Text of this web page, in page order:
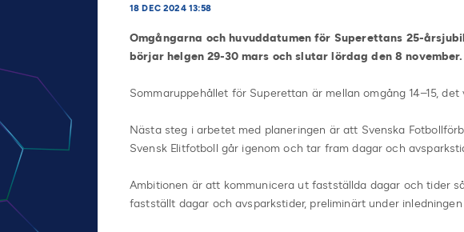
18 DEC 2024 13:58
Omgångarna och huvuddatumen för Superettans 25-
börjar helgen 29-30 mars och slutar lördag den 8 november.
Sommaruppehållet för Superettan är mellan omgång 14–15, det
Nästa steg i arbetet med planeringen är att Svenska
Svensk Elitfotboll går igenom och tar fram dagar och
Ambitionen är att kommunicera ut fastställda dagar och tider
fastställt dagar och avsparkstider, preliminärt under inledningen